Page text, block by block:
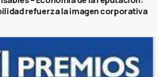
refuerza la imagen corporativa